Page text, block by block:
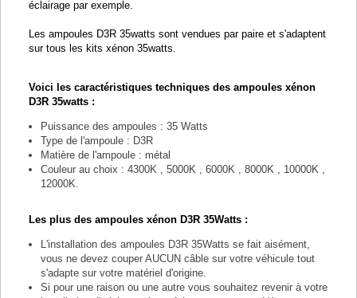
éclairage par exemple.
Les ampoules D3R 35watts sont vendues par paire et s'adaptent
sur tous les kits xénon 35watts.
Voici les caractéristiques techniques des ampoules xénon
D3R 35watts :
Puissance des ampoules : 35 Watts
Type de l'ampoule : D3R
Matière de l'ampoule : métal
Couleur au choix : 4300K , 5000K , 6000K , 8000K , 10000K ,
12000K.
Les plus des ampoules xénon D3R 35Watts :
L'installation des ampoules D3R 35Watts se fait aisément,
vous ne devez couper AUCUN câble sur votre véhicule tout
s'adapte sur votre matériel d'origine.
Si pour une raison ou une autre vous souhaitez revenir à votre